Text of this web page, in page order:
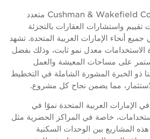
تم تصميم مكتب Cushman & Wakefield Core متعدد
واستشارات العقارات بالتجزئة
أنحاء الإمارات العربية المتحدة. تشهد
الاستخدامات معدل نمو ثابت، وذلك بفضل
على مساحات المعيشة والعمل
ذو الخبرة المشورة الشاملة في التخطيط
مما يضمن نجاح كل مشروع.
الإمارات العربية المتحدة نموًا في
خاصة في المراكز الحضرية مثل
المشاريع بين الوحدات السكنية